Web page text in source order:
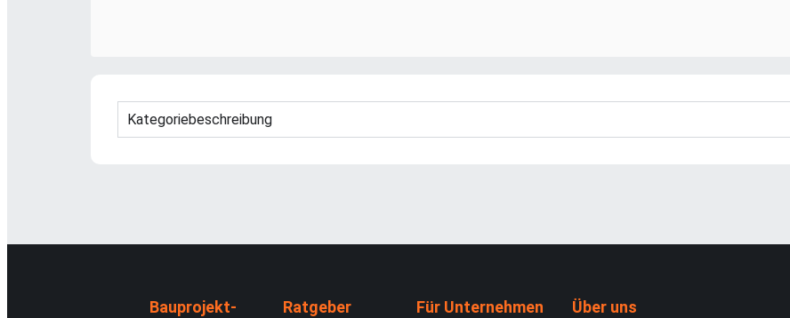
Kategoriebeschreibung
Bauprojekt-
Ratgeber Für Unternehmen Über uns